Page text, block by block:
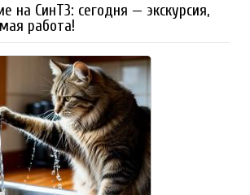
на СинТЗ: сегодня — экскурсия,
работа!